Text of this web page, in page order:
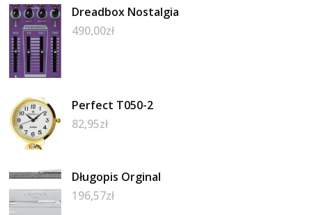
Dreadbox Nostalgia
490,00zł
Perfect T050-2
82,95zł
Długopis Orginal
196,57zł